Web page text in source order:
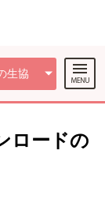
生協
ロードの